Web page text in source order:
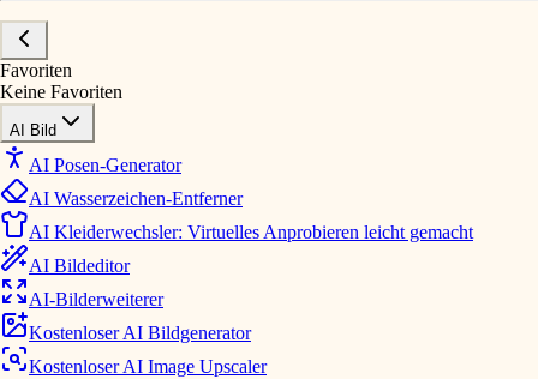
Favoriten
Keine Favoriten
AI Bild
AI Posen-Generator
AI Wasserzeichen-Entferner
AI Kleiderwechsler: Virtuelles Anprobieren leicht gemacht
AI Bildeditor
AI-Bilderweiterer
Kostenloser AI Bildgenerator
Kostenloser AI Image Upscaler